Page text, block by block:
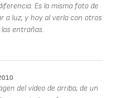
Es la misma foto de
a luz, y hoy al verla con otros
entrañas.
del vídeo de arriba, de un